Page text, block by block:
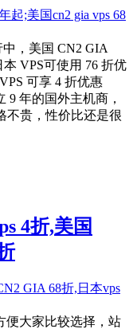
中，美国 CN2 GIA
VPS可使用 76 折优
可享 4 折优惠
9 年的国外主机商，
不贵，性价比还是很
4折,美国
便大家比较选择，站